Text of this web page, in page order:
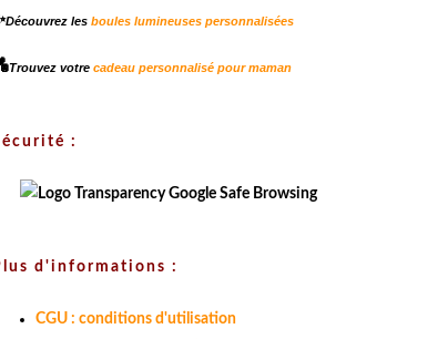
Découvrez les boules lumineuses personnalisées
Trouvez votre cadeau personnalisé pour maman
:
d'informations :
CGU : conditions d'utilisation